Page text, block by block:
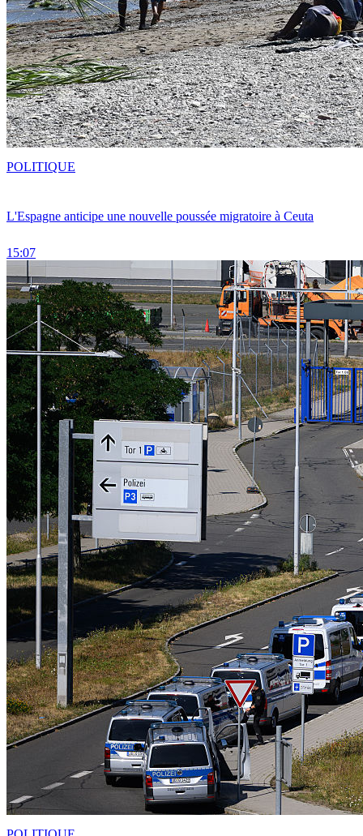
L'Espagne anticipe une nouvelle poussée migratoire à Ceuta
15:07
POLITIQUE